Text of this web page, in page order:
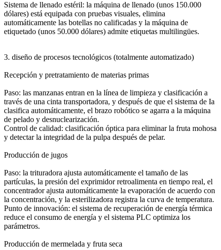
Sistema de llenado estéril: la máquina de llenado (unos 150.000
dólares) está equipada con pruebas visuales, elimina
automáticamente las botellas no calificadas y la máquina de
etiquetado (unos 50.000 dólares) admite etiquetas multilingües.
3. diseño de procesos tecnológicos (totalmente automatizado)
Recepción y pretratamiento de materias primas
Paso: las manzanas entran en la línea de limpieza y clasificación a
través de una cinta transportadora, y después de que el sistema de Ia
clasifica automáticamente, el brazo robótico se agarra a la máquina
de pelado y desnuclearización.
Control de calidad: clasificación óptica para eliminar la fruta mohosa
y detectar la integridad de la pulpa después de pelar.
Producción de jugos
Paso: la trituradora ajusta automáticamente el tamaño de las
partículas, la presión del exprimidor retroalimenta en tiempo real, el
concentrador ajusta automáticamente la evaporación de acuerdo con
la concentración, y la esterilizadora registra la curva de temperatura.
Punto de innovación: el sistema de recuperación de energía térmica
reduce el consumo de energía y el sistema PLC optimiza los
parámetros.
Producción de mermelada y fruta seca